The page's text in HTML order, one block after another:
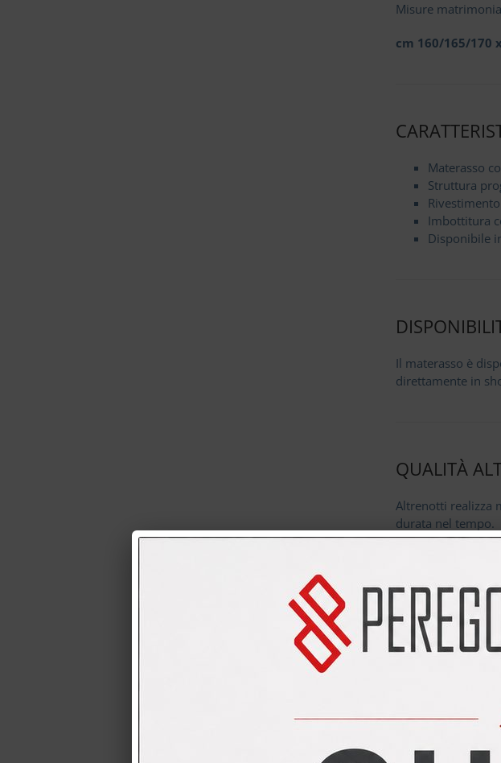
Misure
cm 160/165/170
Materasso
Struttura
Rivestimento
Imbottitura
Disponibile
Il materasso è
direttamente in
QUALITÀ
Altrenotti realizza
durata nel tempo.